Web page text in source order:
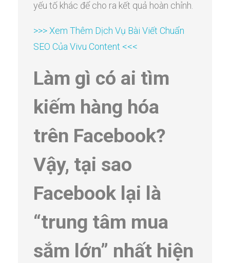
yếu tố khác để cho ra kết quả hoàn chỉnh.
>>> Xem Thêm Dịch Vụ Bài Viết Chuẩn
SEO Của Vivu Content <<<
Làm gì có ai tìm
kiếm hàng hóa
trên Facebook?
Vậy, tại sao
Facebook lại là
“trung tâm mua
sắm lớn” nhất hiện